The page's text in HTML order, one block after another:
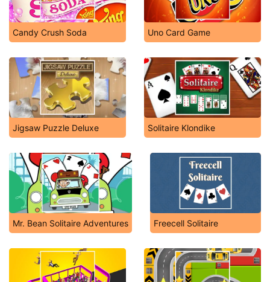
Candy Crush Soda Uno Card Game
Jigsaw Puzzle Deluxe Solitaire Klondike
Mr. Bean Solitaire Adventures Freecell Solitaire